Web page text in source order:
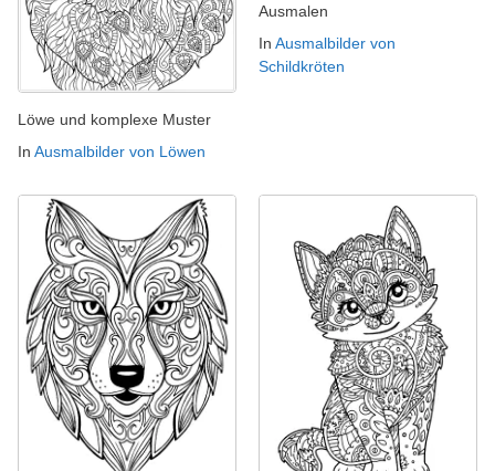
Löwe und komplexe Muster
In Ausmalbilder von Löwen
Ausmalen
In Ausmalbilder von
Schildkröten